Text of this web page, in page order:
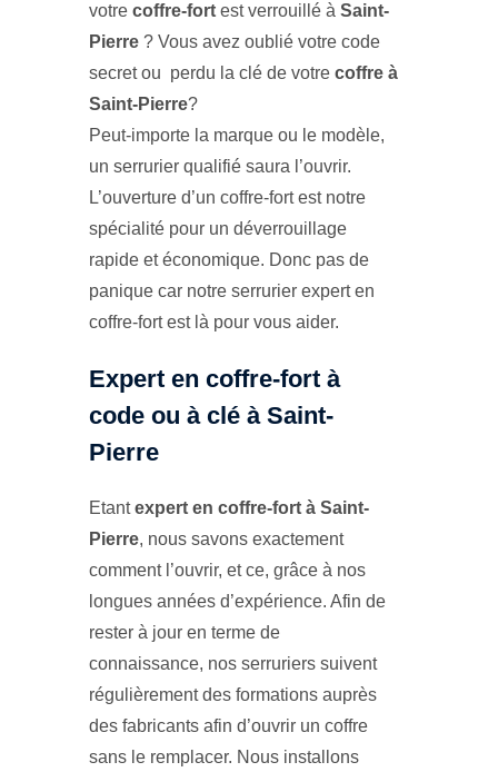
votre coffre-fort est verrouillé à Saint-
Pierre ? Vous avez oublié votre code
secret ou perdu la clé de votre coffre à
Saint-Pierre?
Peut-importe la marque ou le modèle,
un serrurier qualifié saura l’ouvrir.
L’ouverture d’un coffre-fort est notre
spécialité pour un déverrouillage
rapide et économique. Donc pas de
panique car notre serrurier expert en
coffre-fort est là pour vous aider.
Expert en coffre-fort à
code ou à clé à Saint-
Pierre
Etantexpert en coffre-fort à Saint-
Pierre, nous savons exactement
comment l’ouvrir, et ce, grâce à nos
longues années d’expérience. Afin de
rester à jour en terme de
connaissance, nos serruriers suivent
régulièrement des formations auprès
des fabricants afin d’ouvrir un coffre
sans le remplacer. Nous installons